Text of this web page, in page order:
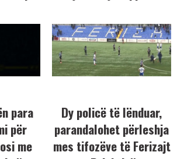
para
për
me
Dy policë të lënduar,
parandalohet përleshja
mes tifozëve të Ferizajt